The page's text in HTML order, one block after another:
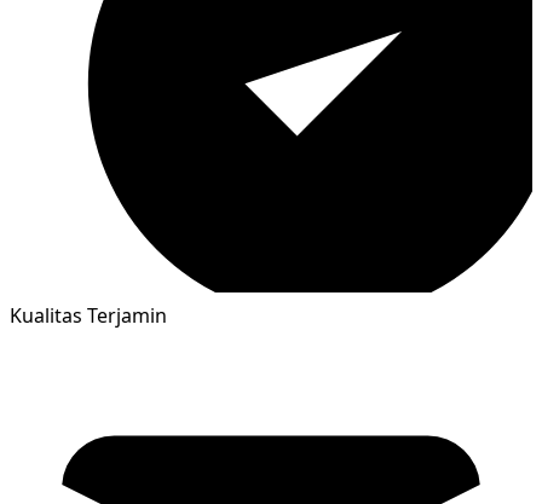
Kualitas Terjamin